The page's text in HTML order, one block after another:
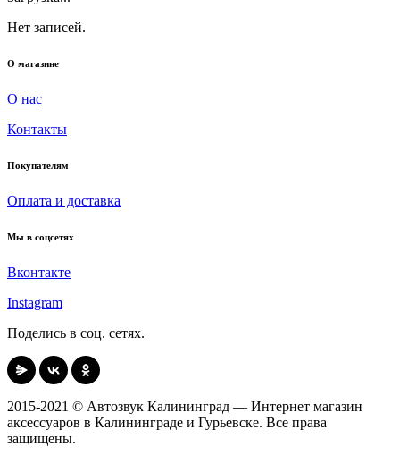
Нет записей.
О магазине
О нас
Контакты
Покупателям
Оплата и доставка
Мы в соцсетях
Вконтакте
Instagram
Поделись в соц. сетях.
2015-2021 © Автозвук Калининград — Интернет магазин
аксессуаров в Калининграде и Гурьевске. Все права
защищены.